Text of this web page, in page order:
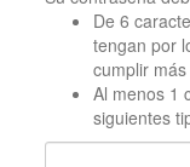
De 6
tengan por
cumplir
Al menos 1
siguientes